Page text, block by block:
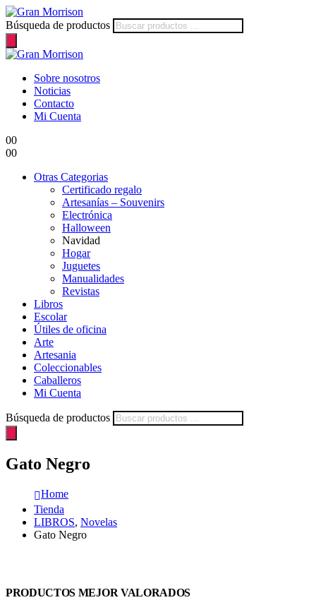
Búsqueda de productos
Sobre nosotros
Noticias
Contacto
Mi Cuenta
00
00
Otras Categorias
Certificado regalo
Artesanías – Souvenirs
Electrónica
Halloween
Navidad
Hogar
Juguetes
Manualidades
Revistas
Libros
Escolar
Útiles de oficina
Arte
Artesania
Coleccionables
Caballeros
Mi Cuenta
Búsqueda de productos
Gato Negro
Home
Tienda
LIBROS, Novelas
Gato Negro
PRODUCTOS MEJOR VALORADOS